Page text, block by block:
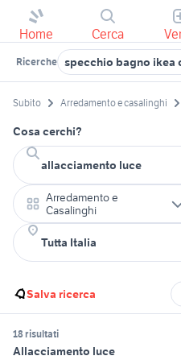
Home Cerca
Ricerche specchio bagno ikea
Subito Arredamento e casalinghi
Cosa cerchi?
Arredamento e
Casalinghi
Salva ricerca
18 risultati
Allacciamento luce